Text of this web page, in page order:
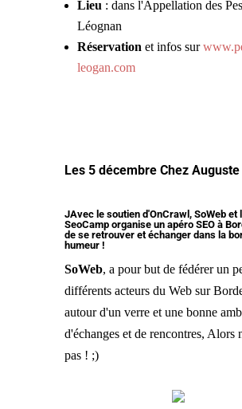
Lieu : dans l'Appellation des
Léognan
Réservation et infos sur
leogan.com
Les 5 décembre Chez Auguste
JAvec le soutien d'OnCrawl, SoWeb et
SeoCamp organise un apéro SEO à
de se retrouver et échanger dans la
humeur !
SoWeb, a pour but de fédérer un
différents acteurs du Web sur
autour d'un verre et une bonne
d'échanges et de rencontres, Alors
pas ! ;)